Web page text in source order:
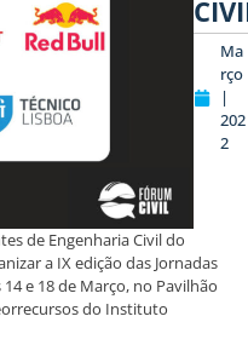
Ma
rço
|
202
2
de Engenharia Civil do
a IX edição das Jornadas
e 18 de Março, no Pavilhão
do Instituto